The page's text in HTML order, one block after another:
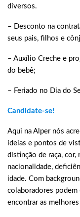
diversos.
– Desconto na
seus pais, filhos e
– Auxílio Creche e
do bebê;
– Feriado no Dia do
Candidate-se!
Aqui na Alper nós
ideias e pontos de
distinção de raça,
nacionalidade,
idade. Com
colaboradores
encontrar as